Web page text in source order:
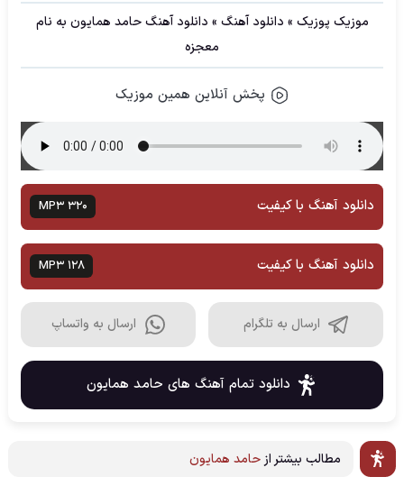
موزیک پوزیک » دانلود آهنگ » دانلود آهنگ حامد همایون به نام
معجزه
پخش آنلاین همین موزیک
دانلود آهنگ با کیفیت MP3 320
دانلود آهنگ با کیفیت MP3 128
ارسال به تلگرام ارسال به واتساپ
دانلود تمام آهنگ های حامد همایون
مطالب بیشتر از حامد همایون